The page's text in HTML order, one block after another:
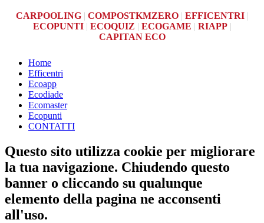
CARPOOLING| COMPOSTKMZERO| EFFICENTRI|
ECOPUNTI| ECOQUIZ | ECOGAME | RIAPP|
CAPITAN ECO
Home
Efficentri
Ecoapp
Ecodiade
Ecomaster
Ecopunti
CONTATTI
Questo sito utilizza cookie per migliorare
la tua navigazione. Chiudendo questo
banner o cliccando su qualunque
elemento della pagina ne acconsenti
all'uso.